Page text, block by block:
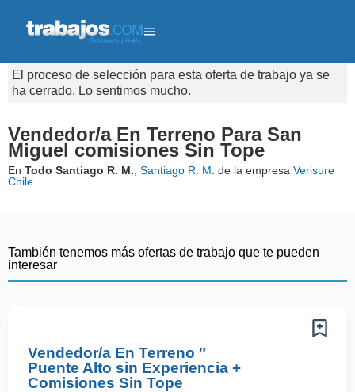
El proceso de selección para esta oferta de trabajo ya se
ha cerrado. Lo sentimos mucho.
Vendedor/a En Terreno Para San
Miguel comisiones Sin Tope
En Todo Santiago R. M. Santiago R. M. de la empresa Verisure
Chile
También tenemos más ofertas de trabajo que te pueden
interesar
Vendedor/a En Terreno ″
Puente Alto sin Experiencia +
Comisiones Sin Tope